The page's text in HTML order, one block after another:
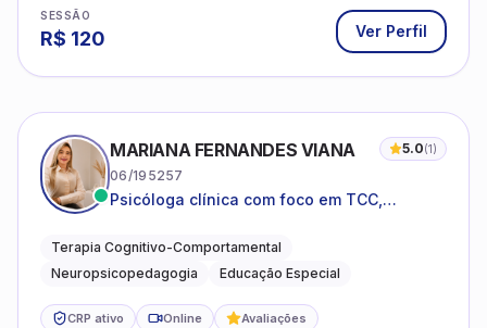
SESSÃO
R$ 120 Ver Perfil
MARIANA FERNANDES VIANA 5.0(1)
06/195257
Psicóloga clínica com foco em TCC,
do neurodesenvolvimento.
Terapia Cognitivo-Comportamental
Neuropsicopedagogia
Educação Especial
CRP ativo Online Avaliações